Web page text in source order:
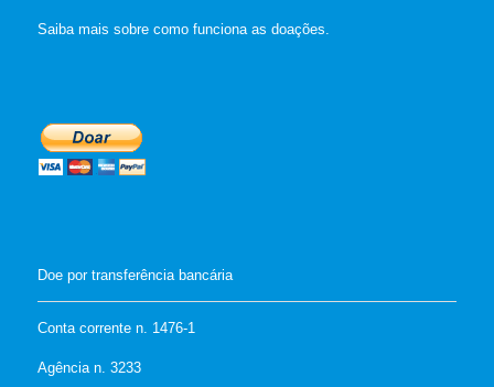
Saiba mais sobre como funciona as doações.
Doe por transferência bancária
Conta corrente n. 1476-1
Agência n. 3233